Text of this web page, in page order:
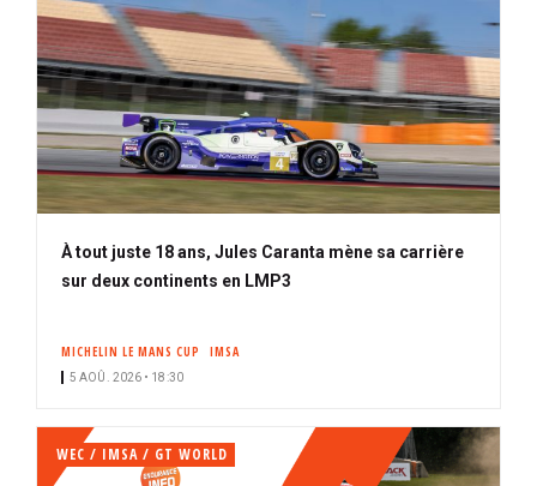
À tout juste 18 ans, Jules Caranta mène sa carrière
sur deux continents en LMP3
MICHELIN LE MANS CUP IMSA
5 AOÛ. 2026 • 18:30
WEC / IMSA / GT WORLD